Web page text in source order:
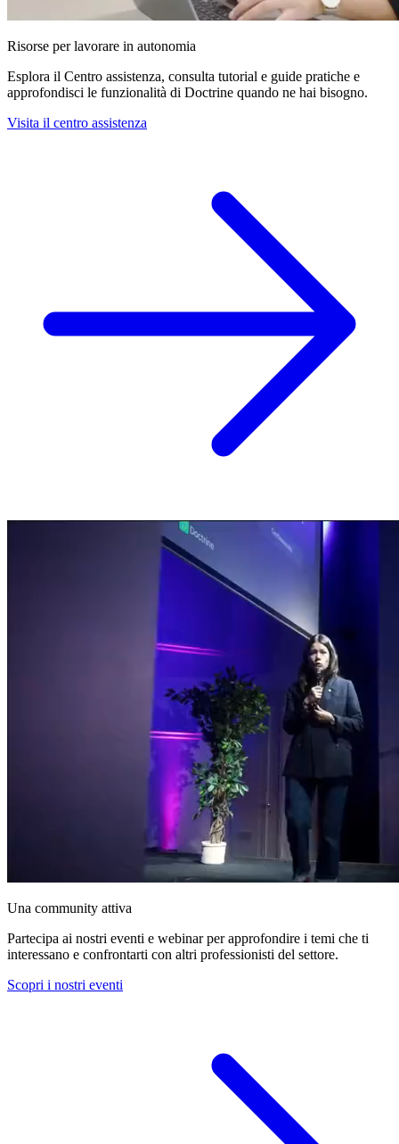
Risorse per lavorare in autonomia
Esplora il Centro assistenza, consulta tutorial e guide pratiche e
approfondisci le funzionalità di Doctrine quando ne hai bisogno.
Visita il centro assistenza
Una community attiva
Partecipa ai nostri eventi e webinar per approfondire i temi che ti
interessano e confrontarti con altri professionisti del settore.
Scopri i nostri eventi